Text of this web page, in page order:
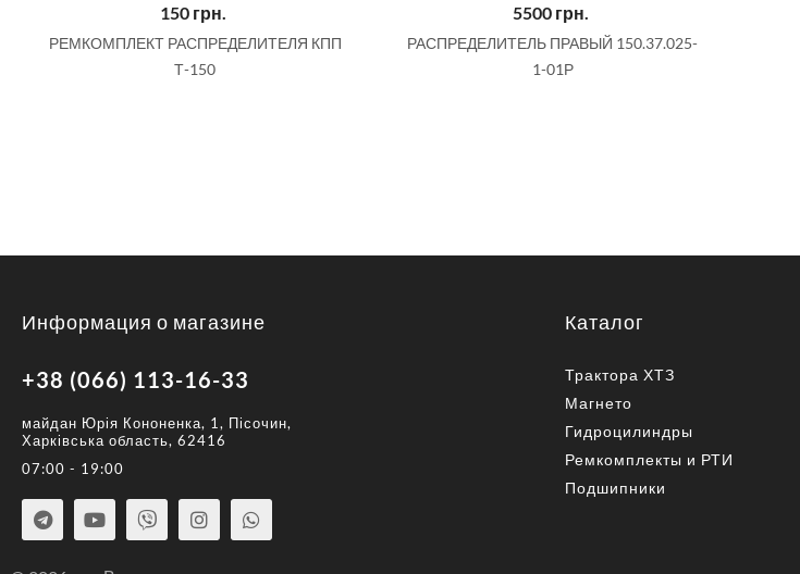
150 грн.
РЕМКОМПЛЕКТ РАСПРЕДЕЛИТЕЛЯ КПП
Т-150
5500 грн.
РАСПРЕДЕЛИТЕЛЬ ПРАВЫЙ 150.37.025-
1-01Р
Информация о магазине
+38 (066) 113-16-33
майдан Юрія Кононенка, 1, Пісочин,
Харківська область, 62416
07:00 - 19:00
Каталог
Трактора ХТЗ
Магнето
Гидроцилиндры
Ремкомплекты и РТИ
Подшипники